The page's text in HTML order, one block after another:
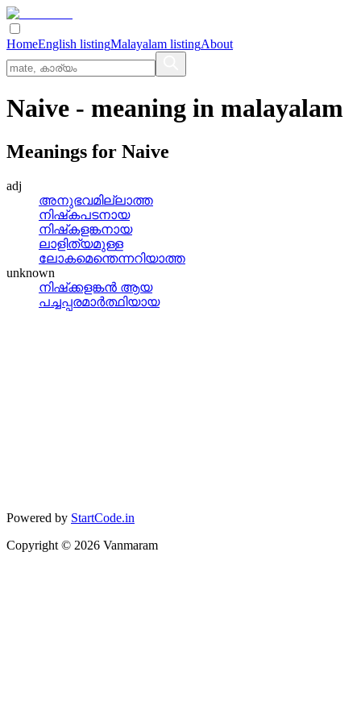
HomeEnglish listingMalayalam listingAbout
Naive - meaning in malayalam
Meanings for Naive
adj
അനുഭവമില്ലാത്ത
നിഷ്‌കപടനായ
നിഷ്‌കളങ്കനായ
ലാളിത്യമുള്ള
ലോകമെന്തെന്നറിയാത്ത
unknown
നിഷ്‌ക്കളങ്കന്‍ ആയ
പച്ചപ്പരമാര്‍ത്ഥിയായ
Powered by StartCode.in
Copyright © 2026 Vanmaram